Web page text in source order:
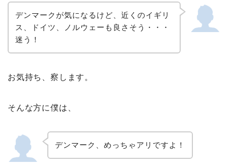
デンマークが気になるけど、近くのイギリ
ス、ドイツ、ノルウェーも良さそう・・・
迷う！
お気持ち、察します。
そんな方に僕は、
デンマーク、めっちゃアリですよ！